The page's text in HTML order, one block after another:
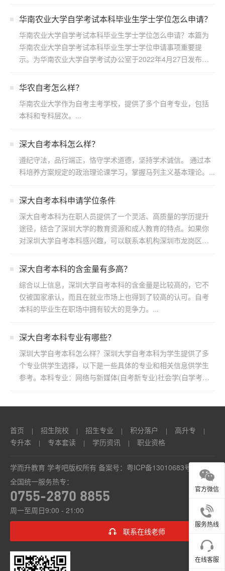
华南农业大学自学考试本科毕业生学士学位怎么申请？
华南农业大学自学考试本科毕业生学士学位怎么申请？本篇为
华南农业大学自学考试本科毕业生学士学位申请事项重要提
示。为华南农业大学自学考试办公室于2022年4月27日发布，
华农自考怎么样？
华南农业大学作为自考主考学校，提供了多个自考专业，包括
本科和专科层次。...
深大自考本科怎么样？
遵纪守法，品行端正，恪守学术道德，坚持学术诚信。 通过本
科培养方案规定的政治理论课学习，掌握马列主义基本理论。...
深大自考本科申请学位条件
深大自考本科为在职人员提供了一个灵活、高质量的学历提升
途径，结合了深圳大学的教育资源和成人教育的特点。如果你
对深圳大学自考本科感兴趣，可以联系本机构深圳市龙岗区浩
​深大自考本科的含金量有多高？
综合以上信息，深圳大学自考本科的含金量是比较高的，它不
仅被国家承认，而且在就业市场上也得到了较高的认可。自考
本科的毕业生在职场中拥有较大的竞争力。...
深大自考本科专业有哪些？
深圳大学自考本科怎么样？深圳大学自考本科为学生提供了多
个专业供学生选择，以下是一些具体的专业和相关信息供学生
参考。本科专业：网络与新媒体(自考新专业)社会学(自学考
首页 | 招生院校 | 招生专业 | 积分落户 | 高升专 |
专升本 | 专本套读 | 学历资讯 | 职业资格
学而升教育 学考吧版权所有 备案号： 粤ICP备13010683号
全国统一服务热专：
0755-2870 8855
周一至周日9:00 - 21:00
联系在线老师
官方微信
服务热线
在线客服